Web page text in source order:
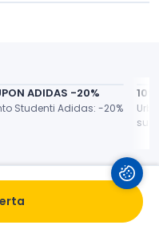
ADIDAS -20%
Studenti Adidas: -20%
su